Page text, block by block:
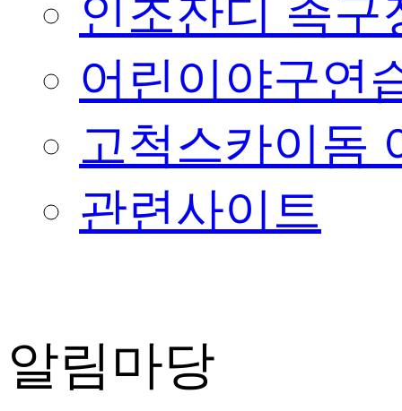
인조잔디 족구
어린이야구연
고척스카이돔
관련사이트
알림마당